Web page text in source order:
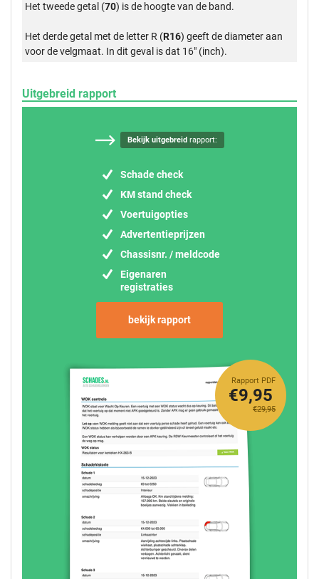
Het tweede getal (70) is de hoogte van de band.
Het derde getal met de letter R (R16) geeft de diameter aan
voor de velgmaat. In dit geval is dat 16" (inch).
Uitgebreid rapport
Bekijk uitgebreid rapport:
Schade check
KM stand check
Voertuigopties
Advertentieprijzen
Chassisnr. / meldcode
Eigenaren
registraties
bekijk rapport
Rapport PDF
€29,95
€9,95